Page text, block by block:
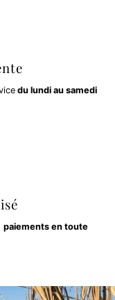
du lundi au samedi
paiements en toute